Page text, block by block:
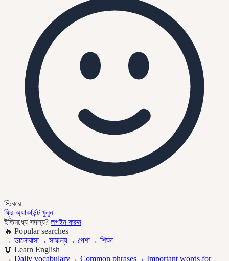
স্টিকার
ফ্রি অ্যাকাউন্ট খুলুন
ইতিমধ্যে সদস্য? লগইন করুন
🔥 Popular searches
→ ভালোবাসা→ সাফল্য→ পেশা→ শিক্ষা
📖 Learn English
→ Daily vocabulary→ Common phrases→ Important words for